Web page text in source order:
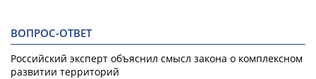
ВОПРОС-ОТВЕТ
Российский эксперт объяснил смысл закона о комплексном
развитии территорий